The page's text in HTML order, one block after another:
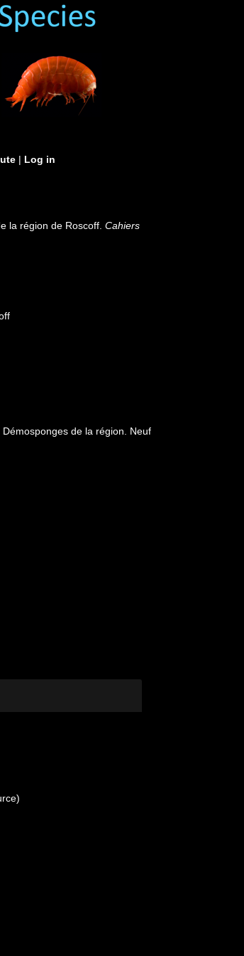
| Log in
la région de Roscoff.Cahiers
de la région. Neuf